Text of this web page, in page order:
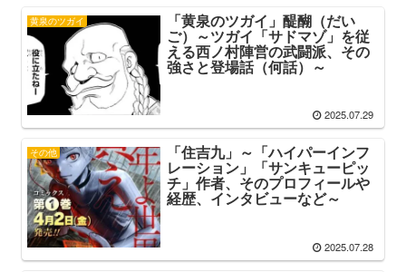
黄泉のツガイ 「黄泉のツガイ」醍醐（だい
ご）～ツガイ「サドマゾ」を従
える西ノ村陣営の武闘派、その
強さと登場話（何話）～
2025.07.29
その他 「住吉九」～「ハイパーインフ
レーション」「サンキューピッ
チ」作者、そのプロフィールや
経歴、インタビューなど～
2025.07.28